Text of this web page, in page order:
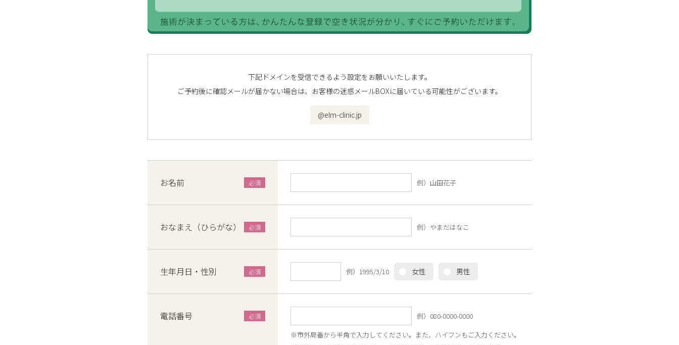
下記ドメインを受信できるよう設定をお願いいたします。
ご予約後に確認メールが届かない場合は、お客様の迷惑メールBOXに届いている可能性がございます。
@elm-clinic.jp
お名前 例）山田花子
おなまえ（ひらがな） 例）やまだはなこ
生年月日・性別 例）1995/3/10 女性 男性
電話番号
例）080-0000-0000
※市外局番から半角で入力してください。また、ハイフンもご入力ください。